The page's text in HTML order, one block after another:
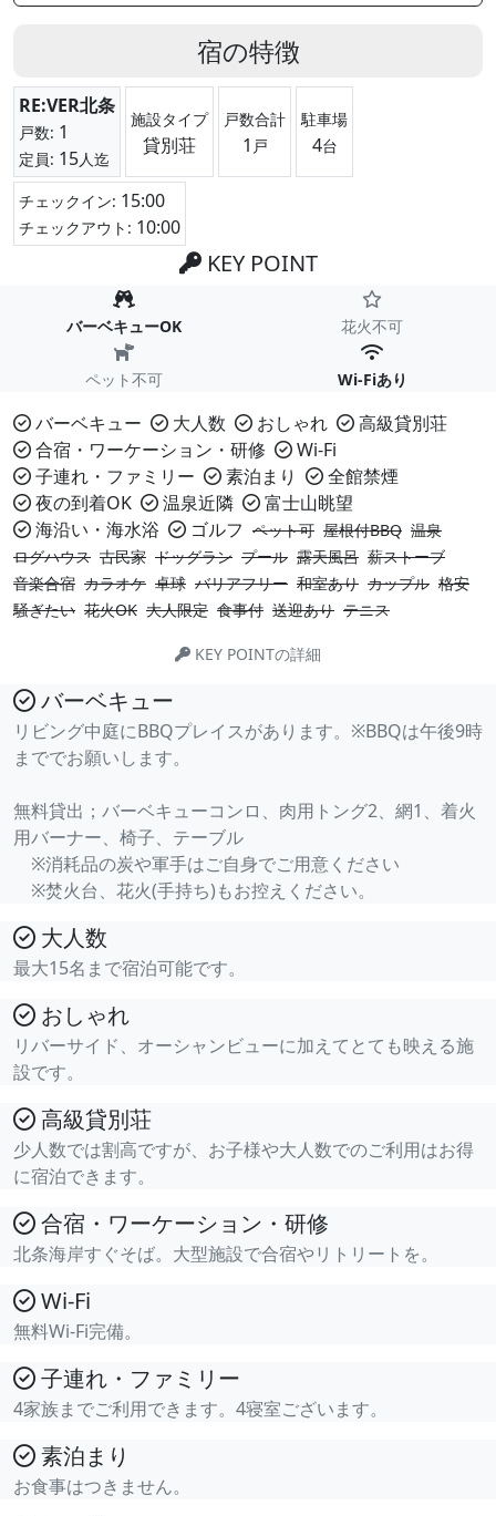
宿の特徴
RE:VER北条
戸数: 1
定員: 15人迄
施設タイプ
貸別荘
戸数合計
1 戸
駐車場
4台
チェックイン: 15:00
チェックアウト: 10:00
KEY POINT
バーベキューOK 花火不可
ペット不可 Wi-Fiあり
バーベキュー 大人数 おしゃれ
高級貸別荘
合宿・ワーケーション・研修
Wi-Fi
子連れ・ファミリー
素泊まり
全館禁煙
夜の到着OK
温泉近隣
富士山眺望
海沿い・海水浴
ゴルフ ペット可 屋根付BBQ 温泉
ログハウス 古民家 ドッグラン プール 露天風呂 薪ストーブ
音楽合宿 カラオケ 卓球 バリアフリー 和室あり カップル 格安
騒ぎたい 花火OK 大人限定 食事付 送迎あり テニス
KEY POINTの詳細
バーベキュー
リビング中庭にBBQプレイスがあります。※BBQは午後9時
まででお願いします。
無料貸出；バーベキューコンロ、肉用トング2、網1、着火
用バーナー、椅子、テーブル
※消耗品の炭や軍手はご自身でご用意ください
※焚火台、花火(手持ち)もお控えください。
大人数
最大15名まで宿泊可能です。
おしゃれ
リバーサイド、オーシャンビューに加えてとても映える施
設です。
高級貸別荘
少人数では割高ですが、お子様や大人数でのご利用はお得
に宿泊できます。
合宿・ワーケーション・研修
北条海岸すぐそば。大型施設で合宿やリトリートを。
Wi-Fi
無料Wi-Fi完備。
子連れ・ファミリー
4家族までご利用できます。4寝室ございます。
素泊まり
お食事はつきません。